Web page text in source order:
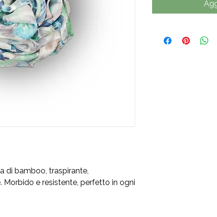
di bamboo, traspirante,
e resistente, perfetto in ogni